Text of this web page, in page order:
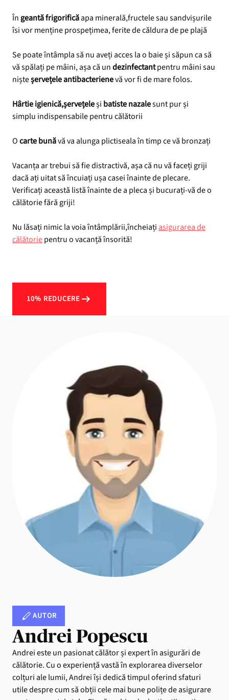
Îngeantă frigorificăapa minerală,fructele sau sandvișurile
îsi vor menține prospețimea, ferite de căldura de pe plajă
Se poate întâmpla să nu aveți acces la o baie și săpun ca să
vă spălați pe mâini, așa că undezinfectantpentru mâini sau
nișteșervețele antibacterienevă vor fi de mare folos.
Hârtie igienică,șervețeleși batiste nazalesunt pur și
simplu indispensabile pentru călătorii
Ocarte bunăvă va alunga plictiseala în timp ce vă bronzați
Vacanța ar trebui să fie distractivă, așa că nu vă faceți griji
dacă ați uitat să încuiați ușa casei înainte de plecare.
Verificați această listă înainte de a pleca și bucurați-vă de o
călătorie fără griji!
Nu lăsați nimic la voia întâmplării,încheiați asigurarea de
călătoriepentru o vacanță însorită!
10% REDUCERE
AUTOR
Andrei Popescu
Andrei este un pasionat călător și expert în asigurări de
călătorie. Cu o experiență vastă în explorarea diverselor
colțuri ale lumii, Andrei își dedică timpul oferind sfaturi
utile despre cum să obții cele mai bune polițe de asigurare